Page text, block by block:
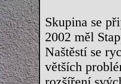
Skupina se
2002 měl
Naštěstí se
větších